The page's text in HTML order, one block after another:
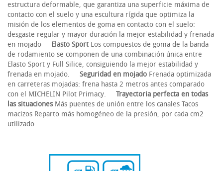
estructura deformable, que garantiza una superficie máxima de
contacto con el suelo y una escultura rígida que optimiza la
misión de los elementos de goma en contacto con el suelo:
desgaste regular y mayor duración la mejor estabilidad y frenada
en mojado Elasto Sport Los compuestos de goma de la banda
de rodamiento se componen de una combinación única entre
Elasto Sport y Full Silice, consiguiendo la mejor estabilidad y
frenada en mojado. Seguridad en mojado Frenada optimizada
en carreteras mojadas: frena hasta 2 metros antes comparado
con el MICHELIN Pilot Primacy. Trayectoria perfecta en todas
las situacionesMás puentes de unión entre los canales Tacos
macizos Reparto más homogéneo de la presión, por cada cm2
utilizado